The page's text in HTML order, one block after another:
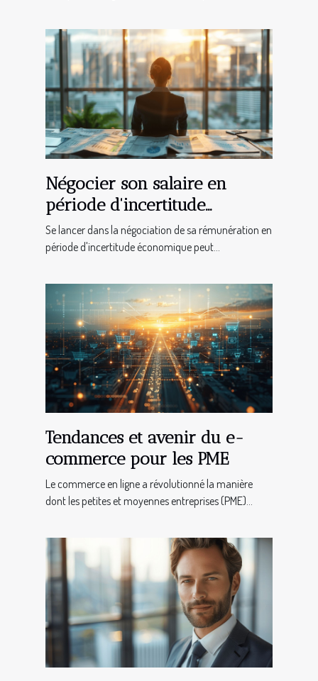
Négocier son salaire en
période d'incertitude
économique techniques et
timing pour maximiser sa
Se lancer dans la négociation de sa rémunération en
période d'incertitude économique peut...
Tendances et avenir du e-
commerce pour les PME
Le commerce en ligne a révolutionné la manière
dont les petites et moyennes entreprises (PME)...